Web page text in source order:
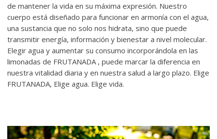
de mantener la vida en su máxima expresión. Nuestro
cuerpo está diseñado para funcionar en armonía con el agua,
una sustancia que no solo nos hidrata, sino que puede
transmitir energía, información y bienestar a nivel molecular.
Elegir agua y aumentar su consumo incorporándola en las
limonadas de FRUTANADA , puede marcar la diferencia en
nuestra vitalidad diaria y en nuestra salud a largo plazo. Elige
FRUTANADA, Elige agua. Elige vida.